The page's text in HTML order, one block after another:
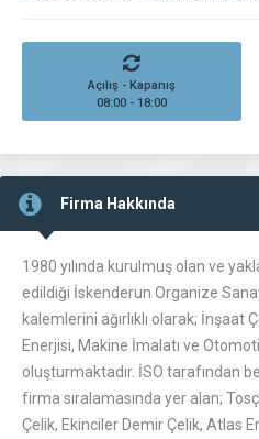
Açılış - Kapanış
08:00 - 18:00
Firma Hakkında
1980 yılında kurulmuş olan ve
edildiği İskenderun Organize
kalemlerini ağırlıklı olarak; İnşaat
Enerjisi, Makine İmalatı ve
oluşturmaktadır. İSO tarafından
firma sıralamasında yer alan;
Çelik, Ekinciler Demir Çelik, Atlas